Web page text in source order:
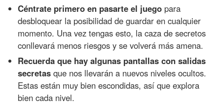
Céntrate primero en pasarte el juego para
desbloquear la posibilidad de guardar en cualquier
momento. Una vez tengas esto, la caza de secretos
conllevará menos riesgos y se volverá más amena.
Recuerda que hay algunas pantallas con salidas
secretas que nos llevarán a nuevos niveles ocultos.
Estas están muy bien escondidas, así que explora
bien cada nivel.